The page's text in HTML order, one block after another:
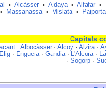
• Alcàsser • Aldaya • Alfafar •
• Massanassa • Mislata • Paiporta
Capitals
· Albocàsser· Alcoy· Alzira·
Elig · Énguera · Gandia · L'Alcora ·
· Sogorp·